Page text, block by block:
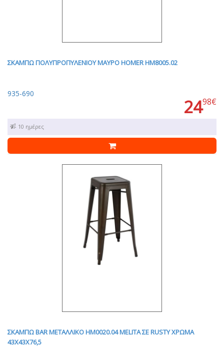
ΣΚΑΜΠΩ ΠΟΛΥΠΡΟΠΥΛΕΝΙΟΥ ΜΑΥΡΟ HOMER HM8005.02
935-690
2498€
7 - 10 ημέρες
ΣΚΑΜΠΩ BAR ΜΕΤΑΛΛΙΚΟ HM0020.04 MELITA ΣΕ RUSTY ΧΡΩΜΑ
43X43X76,5